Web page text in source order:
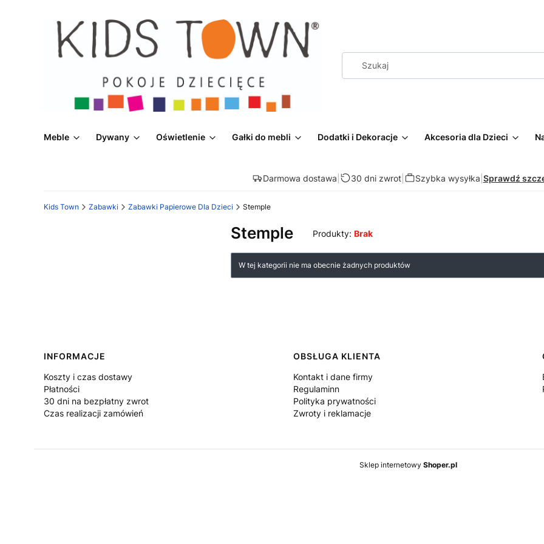
Meble Dywany Oświetlenie Gałki do mebli Dodatki i Dekoracje Akcesoria dla Dzieci
Darmowa dostawa 30 dni zwrot| Szybka wysyłka Sprawdź
Kids Town Zabawki Zabawki Papierowe Dla Dzieci Stemple
Stemple Produkty: Brak
Lista produktów
W tej kategorii nie ma obecnie żadnych produktów
Linki w stopce
INFORMACJE
Koszty i czas dostawy
Płatności
30 dni na bezpłatny zwrot
Czas realizacji zamówień
OBSŁUGA KLIENTA
Kontakt i dane firmy
Regulaminn
Polityka prywatności
Zwroty i reklamacje
Sklep internetowy Shoper.pl